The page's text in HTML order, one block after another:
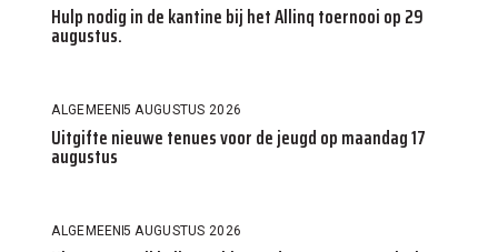
Hulp nodig in de kantine bij het Allinq toernooi op 29
augustus.
ALGEMEEN5 AUGUSTUS 2026
Uitgifte nieuwe tenues voor de jeugd op maandag 17
augustus
ALGEMEEN5 AUGUSTUS 2026